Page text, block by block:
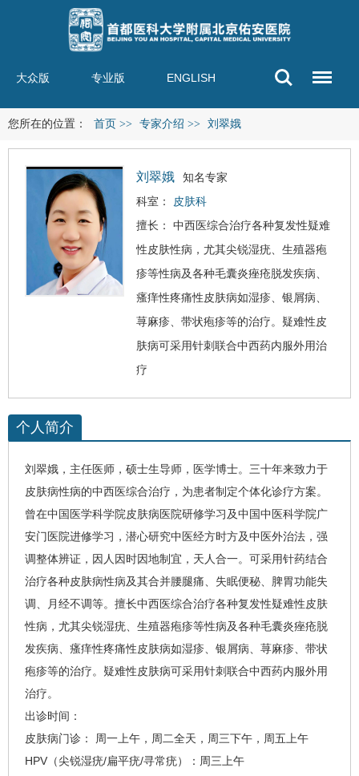
大众版 专业版 ENGLISH
您所在的位置： 首页 >> 专家介绍 >> 刘翠娥
刘翠娥
知名专家
科室：
皮肤科
擅长： 中西医综合治疗各种复发性疑难
性皮肤性病 ，尤其尖锐湿疣、生殖器疱
疹等性病及各种毛囊炎痤疮脱发疾病、
瘙痒性疼痛性皮肤病如湿疹、银屑病、
荨麻疹、带状疱疹等的治疗。疑难性皮
肤病可采用针刺联合中西药内服外用治
疗
个人简介
刘翠娥 ，主任医师，硕士生导师，医学博士。三十年来致力于
皮肤病性病的中西医综合治疗，为患者制定个体化诊疗方案。
曾在中国医学科学院皮肤病医院研修学习及中国中医科学院广
安门医院进修学习，潜心研究中医经方时方及中医外治法，强
调整体辨证，因人因时因地制宜，天人合一。可采用针药结合
治疗各种皮肤病性病及其合并腰腿痛、失眠便秘、脾胃功能失
调、月经不调等。擅长中西医综合治疗各种复发性疑难性皮肤
性病，尤其尖锐湿疣、生殖器疱疹等性病及各种毛囊炎痤疮脱
发疾病、瘙痒性疼痛性皮肤病如湿疹、银屑病、荨麻疹、带状
疱疹等的治疗。疑难性皮肤病可采用针刺联合中西药内服外用
治疗。
出诊时间：
皮肤病门诊： 周一上午，周二全天，周三下午，周五上午
HPV（尖锐湿疣/扁平疣/寻常疣）：周三上午